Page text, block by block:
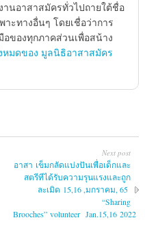
นอาสาสมัครทั่วไปถายใต้ชื่อ
าะทางอื่นๆ โดยเชื่อว่าการ
ของทุกภาคส่วนเพื่อสน้าง
หมดของ มูลนิธิอาสาสมัคร
Next post
อาสา เข็มกลัดแบ่งปันเพื่อเด็กและ
สตรีทีได้รับความรุนแรงและถูก
ละเมิด 15,16 ,มกราคม, 65
“Sharing
Brooches” volunteer Jan.15,16 2022